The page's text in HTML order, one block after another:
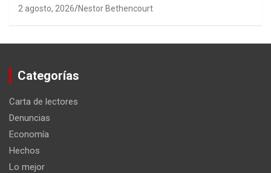
2 agosto, 2026 Nestor Bethencourt
Categorías
Carta de lectores
Denuncias
Economía
Hechos
Lo mejor